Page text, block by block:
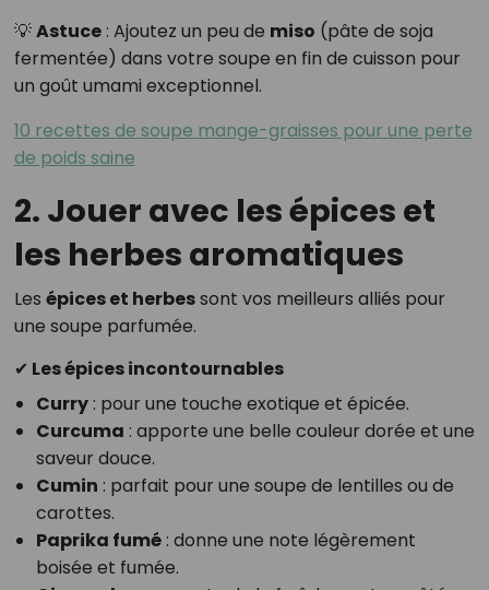
💡Astuce: Ajoutez un peu de miso (pâte de soja
fermentée) dans votre soupe en fin de cuisson pour
un goût umami exceptionnel.
10 recettes de soupe mange-graisses pour une perte
de poids saine
2. Jouer avec les épices et
les herbes aromatiques
Les épices et herbessont vos meilleurs alliés pour
une soupe parfumée.
✔ Les épices incontournables
Curry: pour une touche exotique et épicée.
Curcuma : apporte une belle couleur dorée et une
saveur douce.
Cumin : parfait pour une soupe de lentilles ou de
carottes.
Paprika fumé: donne une note légèrement
boisée et fumée.